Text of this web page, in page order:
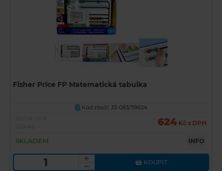
Fisher Price FP Matematická tabulka
U
Kód zboží: 33-083/59624
624 Kč s DPH
SKLADEM INFO
KOUPIT